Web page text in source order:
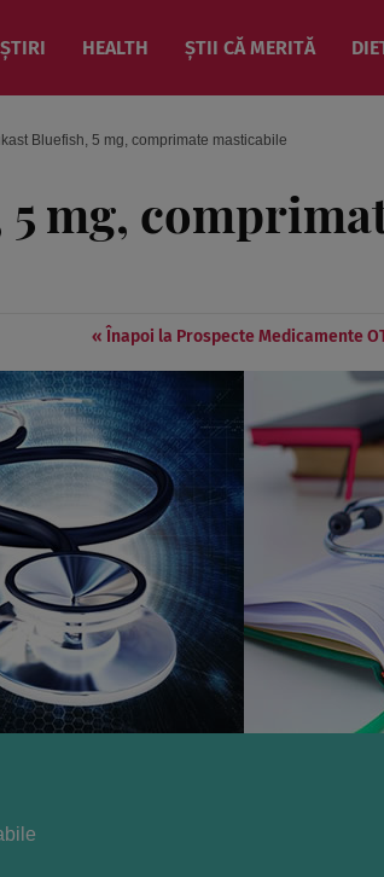
ȘTIRI HEALTH ȘTII CĂ MERITĂ
Bluefish, 5 mg, comprimate masticabile
mg,
« Înapoi la Prospecte Medicamente